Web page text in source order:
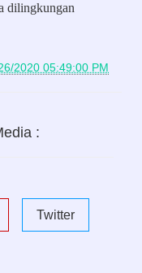
dilingkungan
2020 05:49:00 PM
:
Twitter